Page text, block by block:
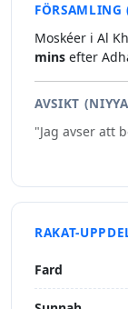
Moskéer i Al
mins efter
AVSIKT
"Jag avser att
RAKAT-
Fard